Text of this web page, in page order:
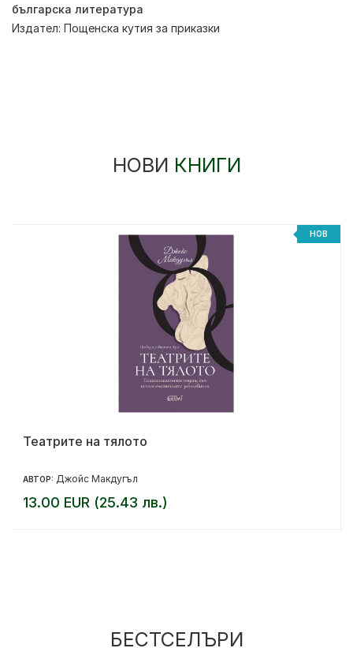
българска литература
Издател: Пощенска кутия за приказки
НОВИ КНИГИ
НОВ
Театрите на тялото
АВТОР: Джойс Макдугъл
13.00 EUR (25.43 лв.)
БЕСТСЕЛЪРИ